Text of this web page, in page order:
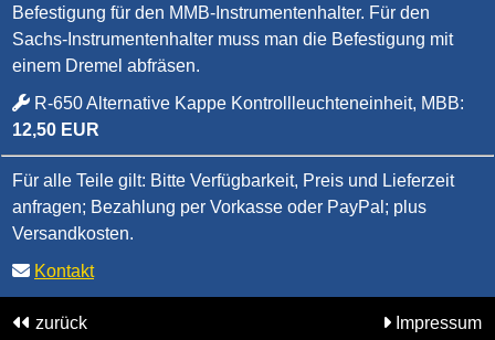
Befestigung für den MMB-Instrumentenhalter. Für den
Sachs-Instrumentenhalter muss man die Befestigung mit
einem Dremel abfräsen.
R-650 Alternative Kappe Kontrollleuchteneinheit, MBB:
12,50 EUR
Für alle Teile gilt: Bitte Verfügbarkeit, Preis und Lieferzeit
anfragen; Bezahlung per Vorkasse oder PayPal; plus
Versandkosten.
Kontakt
zurück Impressum